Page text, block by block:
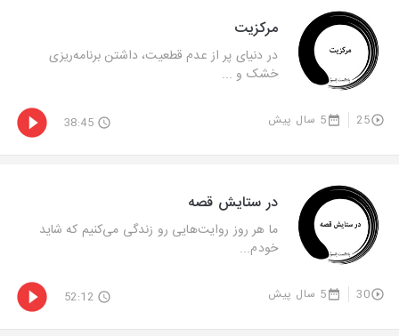
مرکزیت
در دنیای پر از عدم قطعیت، داشتن برنامه‌ریزی
خشک و ...
25 5 سال پیش 38:45
در ستایش قصه
ما هر روز روایت‌هایی رو زندگی می‌کنیم که شاید
خودم...
30 5 سال پیش 52:12